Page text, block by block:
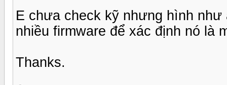
E chưa check kỹ nhưng hình
nhiều firmware để xác định nó là
Thanks.